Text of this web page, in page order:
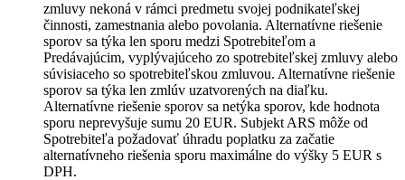
zmluvy nekoná v rámci predmetu svojej podnikateľskej
činnosti, zamestnania alebo povolania. Alternatívne riešenie
sporov sa týka len sporu medzi Spotrebiteľom a
Predávajúcim, vyplývajúceho zo spotrebiteľskej zmluvy alebo
súvisiaceho so spotrebiteľskou zmluvou. Alternatívne riešenie
sporov sa týka len zmlúv uzatvorených na diaľku.
Alternatívne riešenie sporov sa netýka sporov, kde hodnota
sporu neprevyšuje sumu 20 EUR. Subjekt ARS môže od
Spotrebiteľa požadovať úhradu poplatku za začatie
alternatívneho riešenia sporu maximálne do výšky 5 EUR s
DPH.